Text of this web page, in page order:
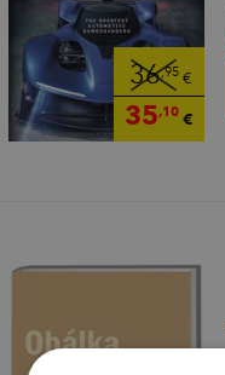
36,95€
35,10€